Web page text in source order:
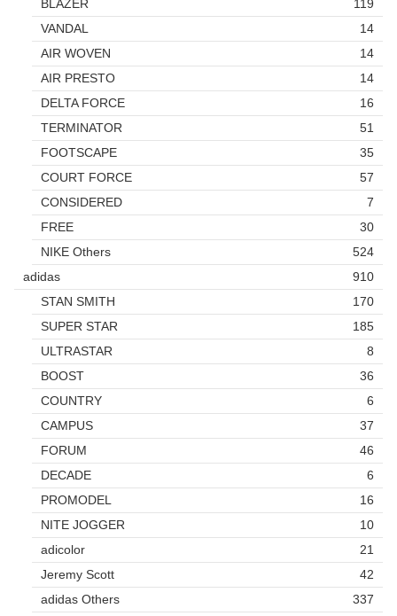
BLAZER
119
VANDAL
14
AIR WOVEN
14
AIR PRESTO
14
DELTA FORCE
16
TERMINATOR
51
FOOTSCAPE
35
COURT FORCE
57
CONSIDERED
7
FREE
30
NIKE Others
524
adidas
910
STAN SMITH
170
SUPER STAR
185
ULTRASTAR
8
BOOST
36
COUNTRY
6
CAMPUS
37
FORUM
46
DECADE
6
PROMODEL
16
NITE JOGGER
10
adicolor
21
Jeremy Scott
42
adidas Others
337